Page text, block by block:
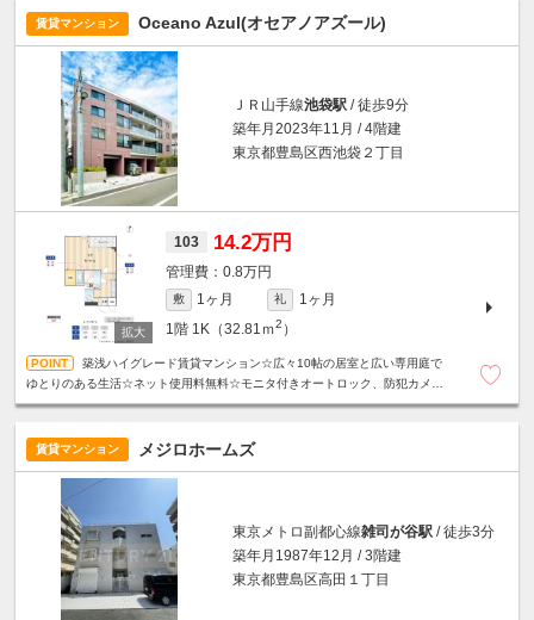
賃貸マンション Oceano Azul(オセアノアズール)
ＪＲ山手線池袋駅 / 徒歩9分
築年月2023年11月 / 4階建
東京都豊島区西池袋２丁目
103 14.2万円
0.8万円
敷 1ヶ月 礼
1ヶ月
1階 1K（32.81ｍ2 ）
築浅ハイグレード賃貸マンション☆広々10帖の居室と広い専用庭で
ゆとりのある生活☆ネット使用料無料☆モニタ付きオートロック、防犯カメ
賃貸マンション メジロホームズ
東京メトロ副都心線雑司が谷駅 / 徒歩3分
築年月1987年12月 / 3階建
東京都豊島区高田１丁目